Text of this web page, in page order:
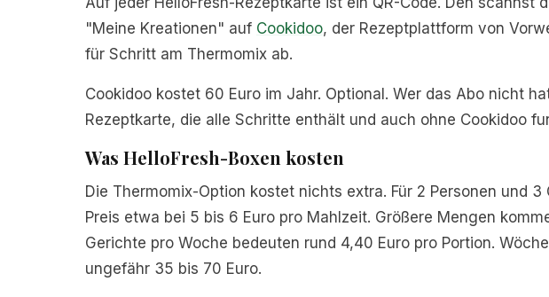
"Meine Kreationen" auf Cookidoo, der Rezeptplattform von
für Schritt am Thermomix ab.
Cookidoo kostet 60 Euro im Jahr. Optional. Wer das Abo nicht
Rezeptkarte, die alle Schritte enthält und auch ohne Cookidoo
Was HelloFresh-Boxen kosten
Die Thermomix-Option kostet nichts extra. Für 2 Personen und
Preis etwa bei 5 bis 6 Euro pro Mahlzeit. Größere Mengen
Gerichte pro Woche bedeuten rund 4,40 Euro pro Portion.
ungefähr 35 bis 70 Euro.